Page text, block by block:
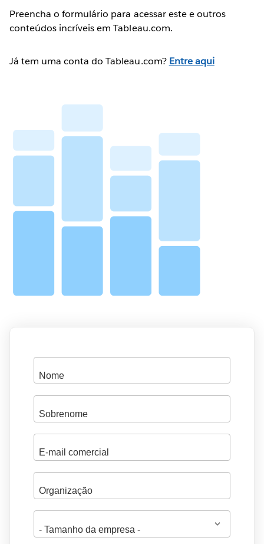
Preencha o formulário para acessar este e outros
conteúdos incríveis em Tableau.com.
Já tem uma conta do Tableau.com? Entre aqui